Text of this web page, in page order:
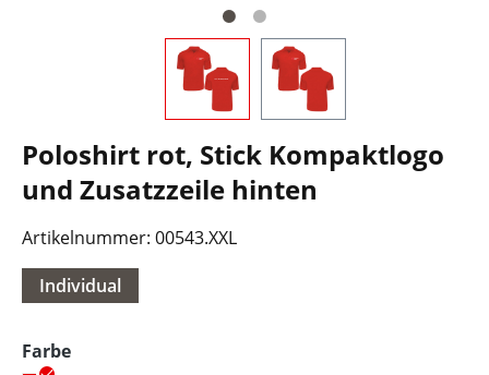
Poloshirt rot, Stick Kompaktlogo
und Zusatzzeile hinten
Artikelnummer: 00543.XXL
Individual
Farbeauswählen